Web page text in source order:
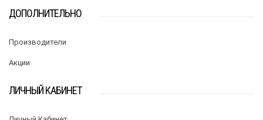
ДОПОЛНИТЕЛЬНО
Производители
Акции
ЛИЧНЫЙ КАБИНЕТ